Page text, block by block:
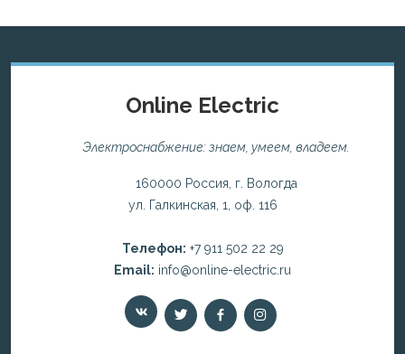
Online Electric
Электроснабжение: знаем, умеем, владеем.
160000 Россия, г. Вологда
ул. Галкинская, 1, оф. 116
Телефон: +7 911 502 22 29
Email: info@online-electric.ru